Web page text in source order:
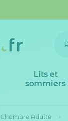
Lits et
sommiers
Chambre Adulte